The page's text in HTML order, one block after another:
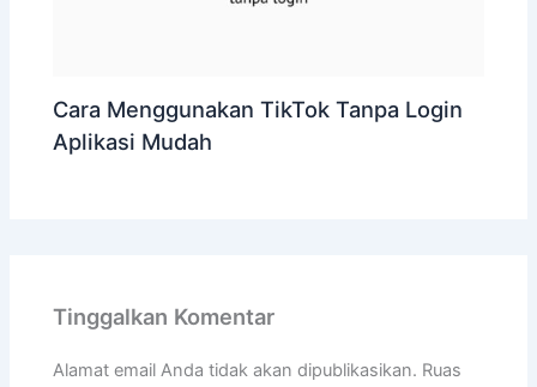
Cara Menggunakan TikTok Tanpa Login
Aplikasi Mudah
Tinggalkan Komentar
Alamat email Anda tidak akan dipublikasikan. Ruas